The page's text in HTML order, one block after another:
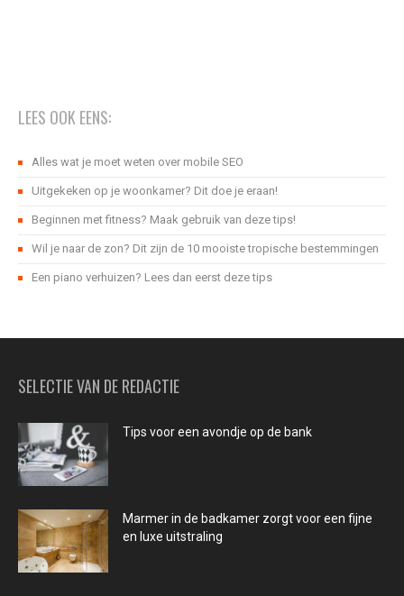
LEES OOK EENS:
Alles wat je moet weten over mobile SEO
Uitgekeken op je woonkamer? Dit doe je eraan!
Beginnen met fitness? Maak gebruik van deze tips!
Wil je naar de zon? Dit zijn de 10 mooiste tropische bestemmingen
Een piano verhuizen? Lees dan eerst deze tips
SELECTIE VAN DE REDACTIE
Tips voor een avondje op de bank
Marmer in de badkamer zorgt voor een fijne
en luxe uitstraling